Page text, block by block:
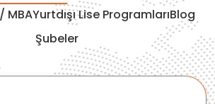
MBAYurtdışı Lise ProgramlarıBlog
Şubeler